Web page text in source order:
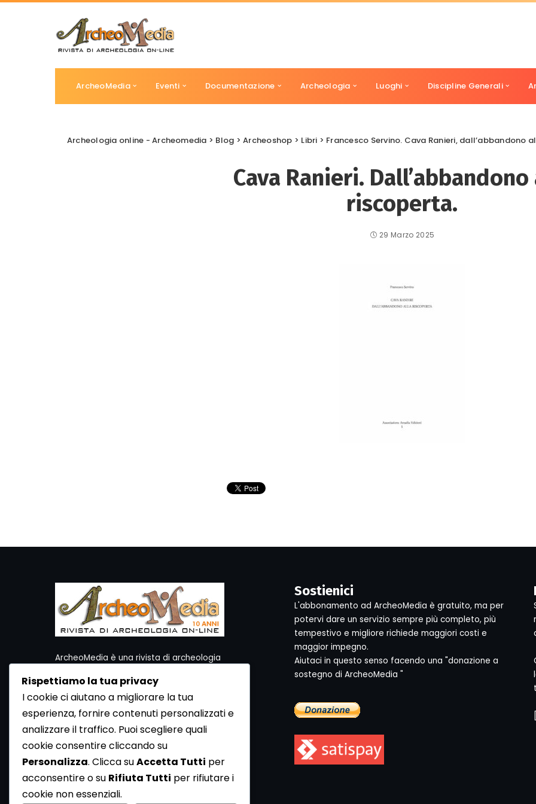
ArcheoMedia Eventi Documentazione Archeologia Luoghi Discipline Generali
Archeologia online - Archeomedia > Blog >Archeoshop > Libri > Francesco Servino. Cava Ranieri, dall’abbandono
Cava Ranieri.
riscoperta.
29 Marzo 2025
ArcheoMedia è una rivista di archeologia
Per contattare la Redazione potete utilizzare i
seguenti recapiti:
Redazione ArcheoMedia c/o Mediares S.c.
Via Gioberti 80/D - 10128 Torino
Tel 011.5806363 - Fax 011.5808561
http://www.mediares.to.it
http://www.didatticatorino.it
Sostienici
L'abbonamento ad ArcheoMedia è gratuito, ma per
potervi dare un servizio sempre più completo, più
tempestivo e migliore richiede maggiori costi e
maggior impegno.
Aiutaci in questo senso facendo una "donazione a
sostegno di ArcheoMedia "
[
Rispettiamo la tua privacy
I cookie ci aiutano a migliorare la tua
esperienza, fornire contenuti personalizzati e
analizzare il traffico. Puoi scegliere quali
cookie consentire cliccando su
Personalizza. Clicca suAccetta Tutti per
acconsentire o su Rifiuta Tutti per rifiutare i
cookie non essenziali.